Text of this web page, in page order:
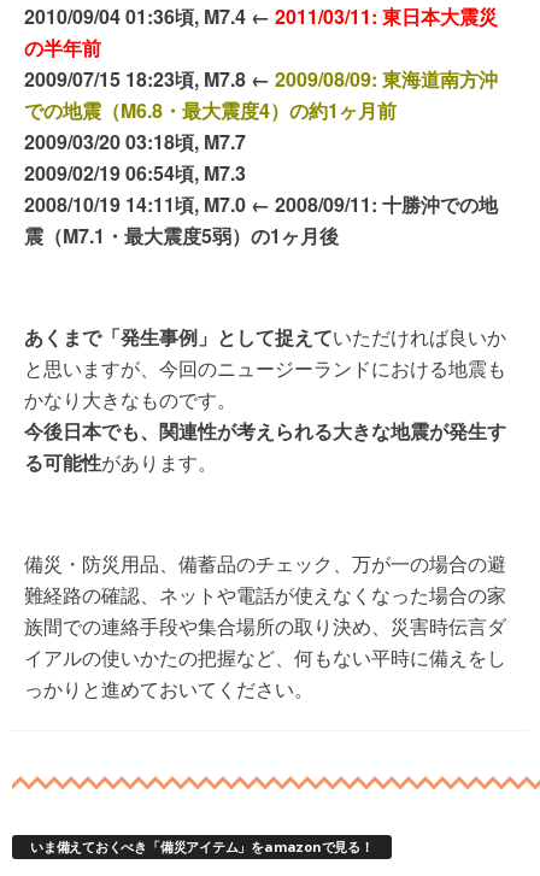
2010/09/04 01:36頃, M7.4 ← 2011/03/11: 東日本大震災
の半年前
2009/07/15 18:23頃, M7.8 ← 2009/08/09: 東海道南方沖
での地震（M6.8・最大震度4）の約1ヶ月前
2009/03/20 03:18頃, M7.7
2009/02/19 06:54頃, M7.3
2008/10/19 14:11頃, M7.0 ← 2008/09/11: 十勝沖での地
震（M7.1・最大震度5弱）の1ヶ月後
あくまで「発生事例」として捉えていただければ良いか
と思いますが、今回のニュージーランドにおける地震も
かなり大きなものです。
今後日本でも、関連性が考えられる大きな地震が発生す
る可能性があります。
備災・防災用品、備蓄品のチェック、万が一の場合の避
難経路の確認、ネットや電話が使えなくなった場合の家
族間での連絡手段や集合場所の取り決め、災害時伝言ダ
イアルの使いかたの把握など、何もない平時に備えをし
っかりと進めておいてください。
いま備えておくべき「備災アイテム」をamazonで見る！